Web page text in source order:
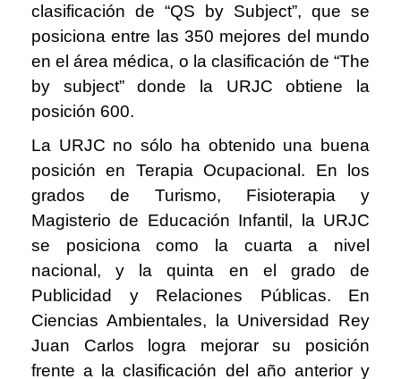
clasificación de “QS by Subject”, que se
posiciona entre las 350 mejores del mundo
en el área médica, o la clasificación de “The
by subject” donde la URJC obtiene la
posición 600.
La URJC no sólo ha obtenido una buena
posición en Terapia Ocupacional. En los
grados de Turismo, Fisioterapia y
Magisterio de Educación Infantil, la URJC
se posiciona como la cuarta a nivel
nacional, y la quinta en el grado de
Publicidad y Relaciones Públicas. En
Ciencias Ambientales, la Universidad Rey
Juan Carlos logra mejorar su posición
frente a la clasificación del año anterior y